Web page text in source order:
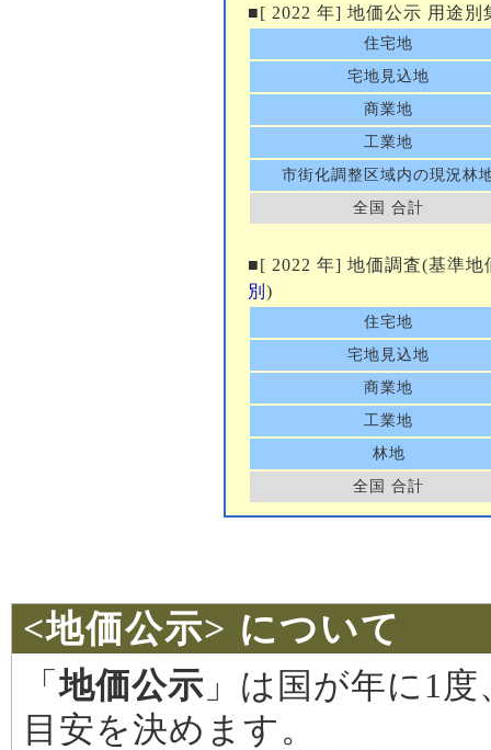
■[ 2022 年] 地価公示 用途別
住宅地
宅地見込地
商業地
工業地
市街化調整区域内の現況林
全国 合計
■[ 2022 年] 地価調査(基準地
別 )
住宅地
宅地見込地
商業地
工業地
林地
全国 合計
<地価公示> について
「地価公示 」は国が年に1
目安を決めます。